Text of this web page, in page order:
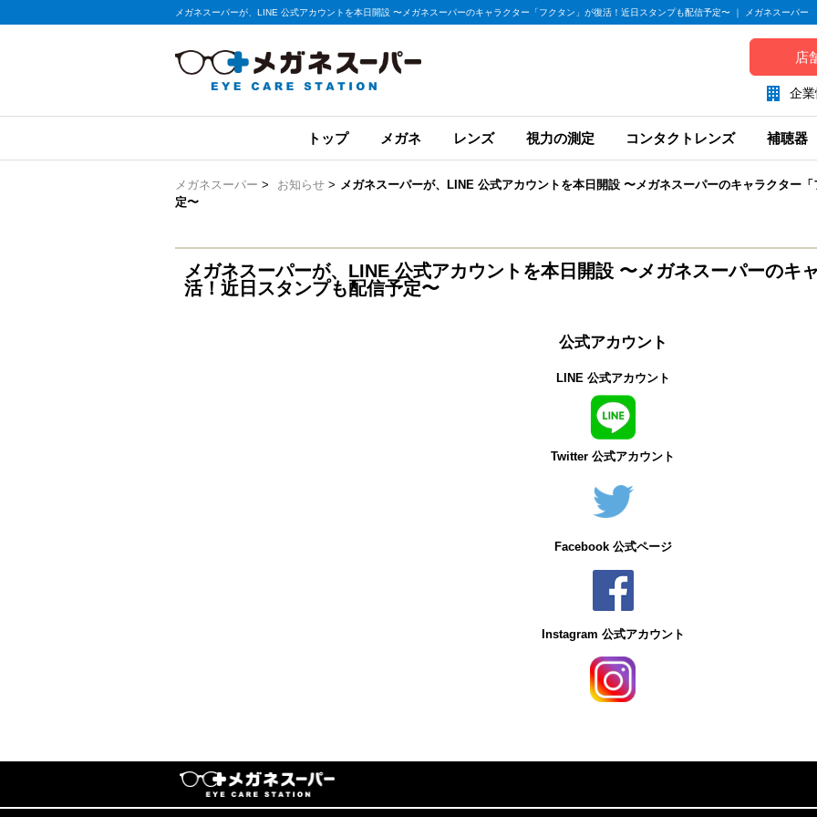
メガネスーパーが、LINE 公式アカウントを本日開設 〜メガネスーパーのキャラクター「フクタン」が復活！近日スタンプも配信予定〜 ｜ メガネスーパー
店
企
トップ メガネ レンズ 視力の測定 コンタクトレンズ 補聴器
メガネスーパー > お知らせ > メガネスーパーが、LINE 公式アカウントを本日開設 〜メガネスーパーのキャラクター
定〜
メガネスーパーが、LINE 公式アカウントを本日開設 〜メガネスーパーのキ
活！近日スタンプも配信予定〜
公式アカウント
LINE 公式アカウント
Twitter 公式アカウント
Facebook 公式ページ
Instagram 公式アカウント